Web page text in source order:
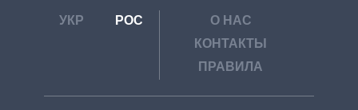
УКР РОС
О НАС
КОНТАКТЫ
ПРАВИЛА